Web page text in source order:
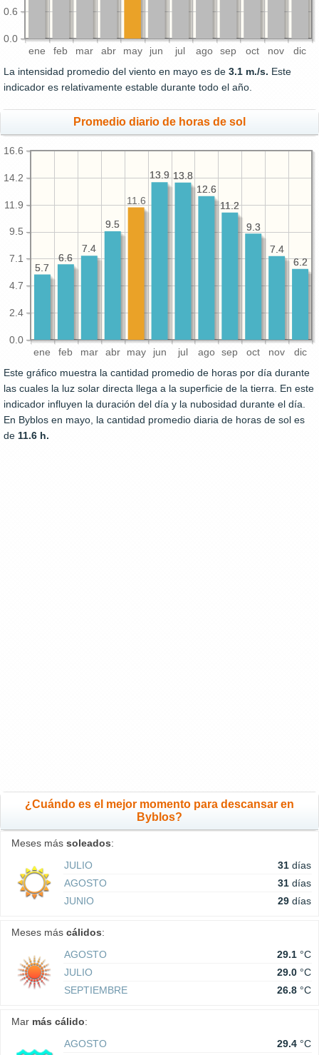
ene feb mar abr may jun jul ago sep oct nov dic
0.0
0.6
La intensidad promedio del viento en mayo es de 3.1 m./s. Este
indicador es relativamente estable durante todo el año.
Promedio diario de horas de sol
ene feb mar abr may jun jul ago sep oct nov dic
0.0
2.4
4.7
7.1
9.5
11.9
14.2
16.6
6.2
7.4
9.3
11.2
12.6
13.8
13.9
9.5
7.4
6.6
5.7
6.2
7.4
9.3
11.2
12.6
13.8
13.9
11.6
9.5
7.4
6.6
5.7
Este gráfico muestra la cantidad promedio de horas por día durante
las cuales la luz solar directa llega a la superficie de la tierra. En este
indicador influyen la duración del día y la nubosidad durante el día.
En Byblos en mayo, la cantidad promedio diaria de horas de sol es
de 11.6 h.
¿Cuándo es el mejor momento para descansar en
Byblos?
Meses más soleados:
JULIO
31 días
AGOSTO
31 días
JUNIO
29 días
Meses más cálidos:
AGOSTO
29.1 °C
JULIO
29.0 °C
SEPTIEMBRE
26.8 °C
Mar más cálido:
AGOSTO
29.4 °C